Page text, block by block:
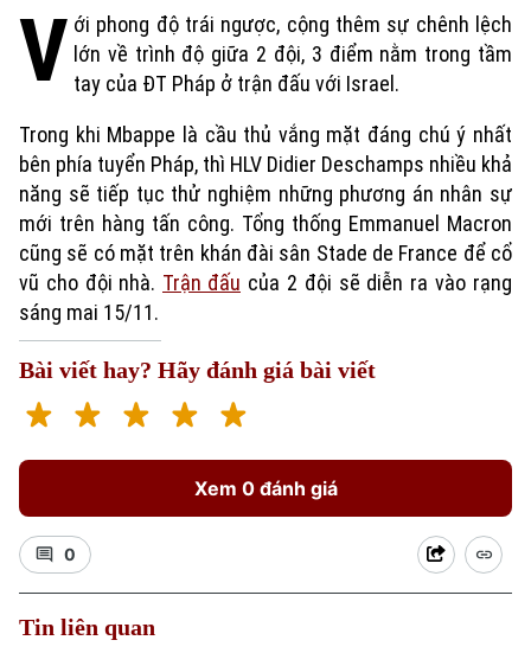
Xu hướng
V ới phong độ trái ngược, cộng thêm sự chênh lệch
lớn về trình độ giữa 2 đội, 3 điểm nằm trong tầm
tay của ĐT Pháp ở trận đấu với Israel.
Trong khi Mbappe là cầu thủ vắng mặt đáng chú ý nhất
bên phía tuyển Pháp, thì HLV Didier Deschamps nhiều khả
năng sẽ tiếp tục thử nghiệm những phương án nhân sự
mới trên hàng tấn công. Tổng thống Emmanuel Macron
cũng sẽ có mặt trên khán đài sân Stade de France để cổ
vũ cho đội nhà. Trận đấu của 2 đội sẽ diễn ra vào rạng
sáng mai 15/11.
Bài viết hay? Hãy đánh giá bài viết
Xem 0 đánh giá
0
Tin liên quan